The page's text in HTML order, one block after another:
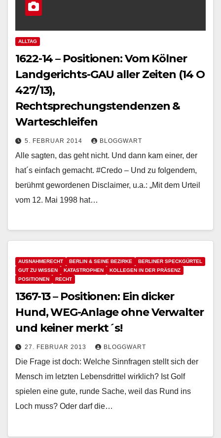
ALLTAG
1622-14 – Positionen: Vom Kölner
Landgerichts-GAU aller Zeiten (14 O
427/13),
Rechtsprechungstendenzen &
Warteschleifen
5. FEBRUAR 2014 BLOGGWART
Alle sagten, das geht nicht. Und dann kam einer, der
hat´s einfach gemacht. #Credo – Und zu folgendem,
berühmt gewordenen Disclaimer, u.a.: „Mit dem Urteil
vom 12. Mai 1998 hat…
AUSNAHMERECHT BERLIN & SEINE BEZIRKE
BERLINER SPECKGÜRTEL
GUT ZU WISSEN
KATASTROPHEN
KOLLEGEN IN DER PRÄSENZ
POSITIONEN
RECHT
1367-13 – Positionen: Ein dicker
Hund, WEG-Anlage ohne Verwalter
und keiner merkt´s!
27. FEBRUAR 2013 BLOGGWART
Die Frage ist doch: Welche Sinnfragen stellt sich der
Mensch im letzten Lebensdrittel wirklich? Ist Golf
spielen eine gute, runde Sache, weil das Rund ins
Loch muss? Oder darf die…